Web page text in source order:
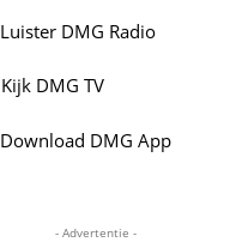
Luister DMG Radio
Kijk DMG TV
Download DMG App
- Advertentie -